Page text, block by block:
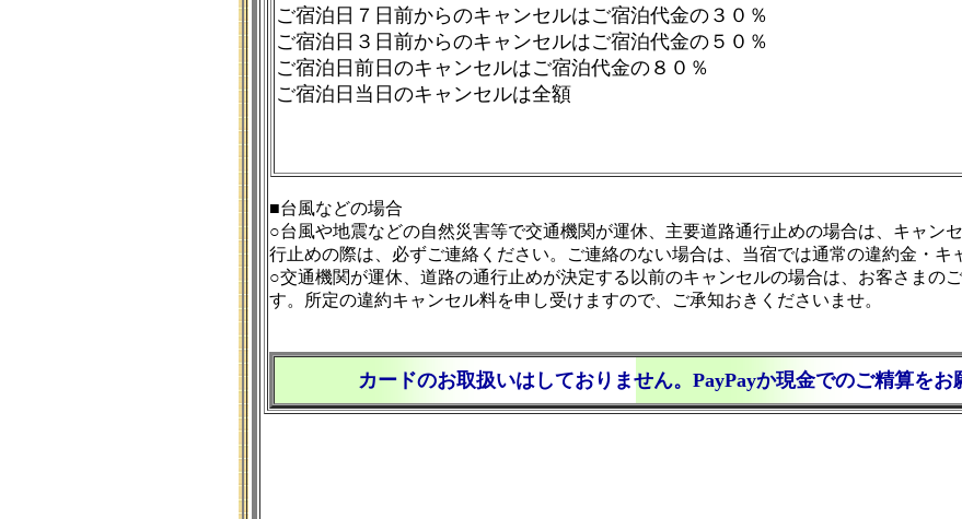
ご宿泊日７日前からのキャンセルはご宿泊代金の３０％
ご宿泊日３日前からのキャンセルはご宿泊代金の５０％
ご宿泊日前日のキャンセルはご宿泊代金の８０％
ご宿泊日当日のキャンセルは全額
■台風などの場合
○台風や地震などの自然災害等で交通機関が運休、主要道路通行止めの場合は、キャン
行止めの際は、必ずご連絡ください。ご連絡のない場合は、当宿では通常の違約⾦・キ
○交通機関が運休、道路の通行止めが決定する以前のキャンセルの場合は、お客さまの
す。所定の違約キャンセル料を申し受けますので、ご承知おきくださいませ。
カードのお取扱いはしておりません。PayPayか現金でのご精算をお